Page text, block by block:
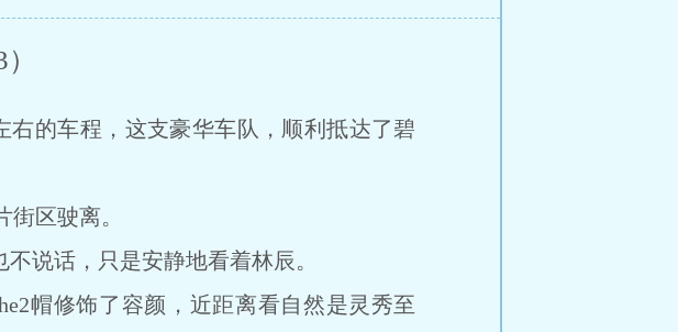
右的车程，这支豪华车队，顺利抵达了碧
区驶离。
说话，只是安静地看着林辰。
帽修饰了容颜，近距离看自然是灵秀至